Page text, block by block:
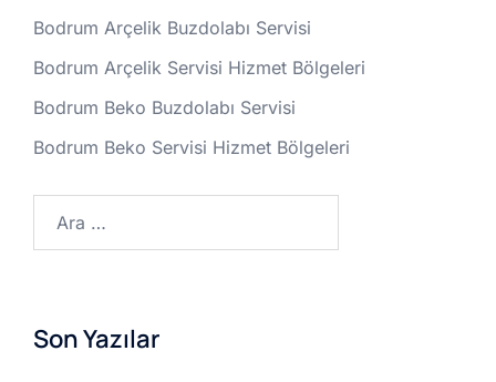
Bodrum Arçelik Buzdolabı Servisi
Bodrum Arçelik Servisi Hizmet Bölgeleri
Bodrum Beko Buzdolabı Servisi
Bodrum Beko Servisi Hizmet Bölgeleri
Son Yazılar